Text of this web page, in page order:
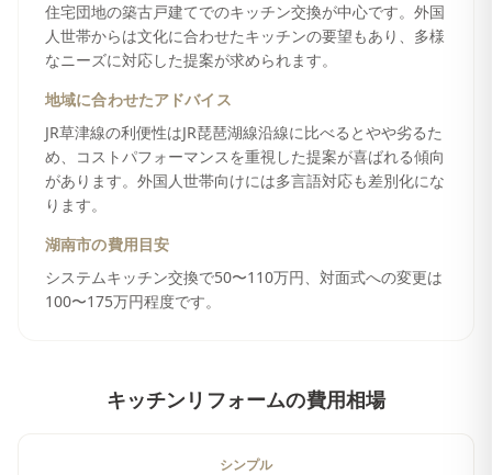
住宅団地の築古戸建てでのキッチン交換が中心です。外国
人世帯からは文化に合わせたキッチンの要望もあり、多様
なニーズに対応した提案が求められます。
地域に合わせたアドバイス
JR草津線の利便性はJR琵琶湖線沿線に比べるとやや劣るた
め、コストパフォーマンスを重視した提案が喜ばれる傾向
があります。外国人世帯向けには多言語対応も差別化にな
ります。
湖南市の費用目安
システムキッチン交換で50〜110万円、対面式への変更は
100〜175万円程度です。
キッチンリフォームの費用相場
シンプル